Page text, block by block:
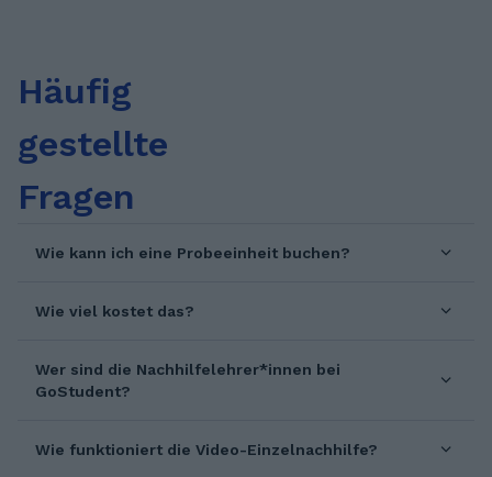
Selbstständigkeit sowie pädagogischen
Fähigkeiten weiterentwickeln konnte.
Häufig
gestellte
Fragen
Wie kann ich eine Probeeinheit buchen?
Wie viel kostet das?
Wer sind die Nachhilfelehrer*innen bei
GoStudent?
Wie funktioniert die Video-Einzelnachhilfe?